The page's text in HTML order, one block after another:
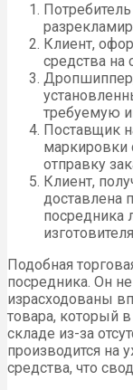
Клиент,
средства на
требуемую
Поставщик
маркировки
отправку
Клиент,
доставлена
посредника
Подобная
посредника. Он не
израсходованы
товара, который
складе из-за
производится на
средства, что